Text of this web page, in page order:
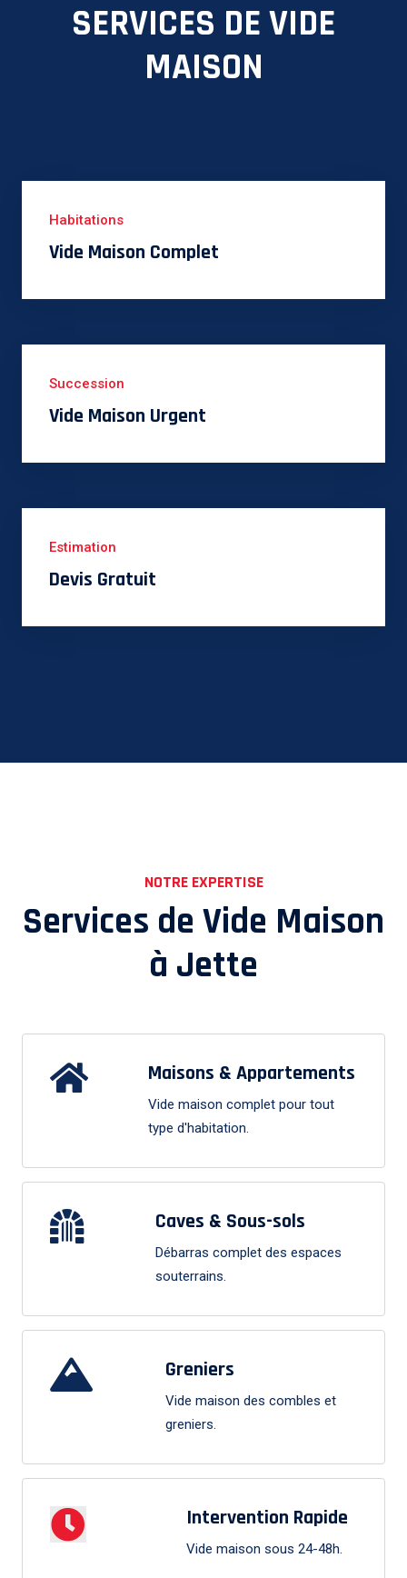
SERVICES DE VIDE
MAISON
Habitations
Vide Maison Complet
Succession
Vide Maison Urgent
Estimation
Devis Gratuit
NOTRE EXPERTISE
Services de Vide Maison
à Jette
Maisons & Appartements
Vide maison complet pour tout
type d'habitation.
Caves & Sous-sols
Débarras complet des espaces
souterrains.
Greniers
Vide maison des combles et
greniers.
Intervention Rapide
Vide maison sous 24-48h.